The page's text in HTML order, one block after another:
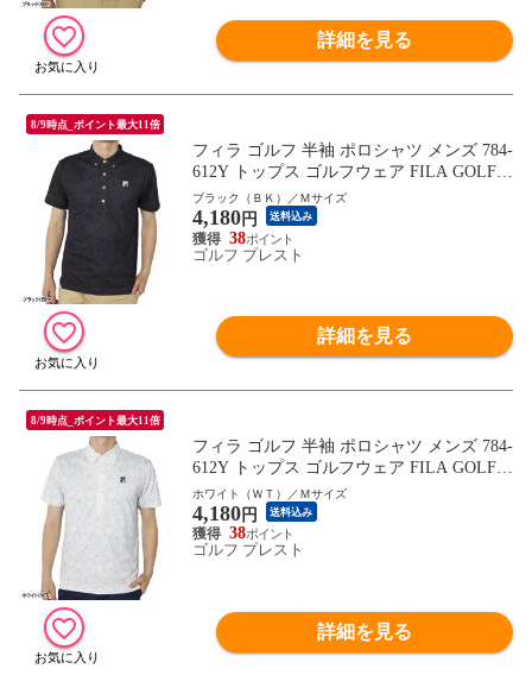
詳細を見る
8/9時点_ポイント最大11倍
フィラ ゴルフ 半袖 ポロシャツ メンズ 784-
612Y トップス ゴルフウェア FILA GOLF 2
024年秋冬モデル 春夏ウェア 秋冬ウェア 7
84612Y
ブラック（ＢＫ）／Ｍサイズ
4,180円 送料込み
38
ゴルフ プレスト
詳細を見る
8/9時点_ポイント最大11倍
フィラ ゴルフ 半袖 ポロシャツ メンズ 784-
612Y トップス ゴルフウェア FILA GOLF 2
024年秋冬モデル 春夏ウェア 秋冬ウェア 7
84612Y
ホワイト（ＷＴ）／Ｍサイズ
4,180円 送料込み
38
ゴルフ プレスト
詳細を見る